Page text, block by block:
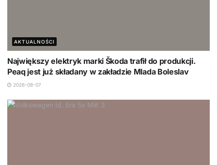
AKTUALNOŚCI
Największy elektryk marki Škoda trafił do produkcji.
Peaq jest już składany w zakładzie Mlada Boleslav
2026-08-07